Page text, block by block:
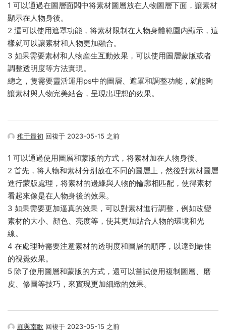
1 可以通過在圖層面闆中将素材圖層放在人物圖層下面，讓素材
顯示在人物身後。
2 還可以使用遮罩功能，将素材限制在人物身體範圍内顯示，這
樣就可以讓素材和人物更加融合。
3 如果需要素材和人物産生互動效果，可以使用圖層蒙版或者
調整透明度等方法實現。
總之，隻需要靈活運用ps中的圖層、遮罩和調整功能，就能夠
讓素材與人物完美結合，呈現出理想的效果。
稚于最初 回複于 2023-05-15 之前
1 可以通過使用圖層和蒙版的方式，将素材加在人物身後。
2 首先，将人物和素材分别放在不同的圖層上，然後對素材圖層
進行蒙版處理，将素材的邊緣與人物的輪廓相匹配，使得素材
看起來像是在人物身後的效果。
3 如果需要更加逼真的效果，可以對素材進行調整，例如改變
素材的大小、顔色、亮度等，使其更加貼合人物的環境和光
線。
4 在處理時需要注意素材的透明度和圖層的順序，以達到最佳
的視覺效果。
5 除了使用圖層和蒙版的方式，還可以嘗試使用複制圖層、磨
皮、修圖等技巧，來實現更加細緻的效果。
顧與南歌 回複于 2023-05-15 之前